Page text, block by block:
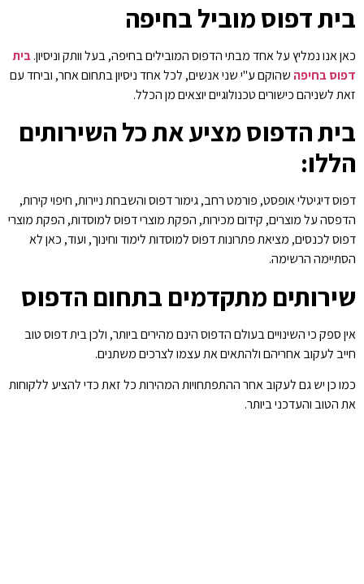
בית דפוס מוביל בחיפה
כאן אנו נמליץ על אחד מבתי הדפוס המובילים בחיפה, בעל וותק וניסיון.בית
דפוס בחיפה שהוקם ע"י שני אנשים, לכל אחד ניסיון בתחום אחר, וביחד עם
זאת לשניהם כישורים טכנולוגיים יוצאים מן הכלל.
בית הדפוס מציע את כל השירותים
הללו:
דפוס דיגיטלי אופסט, פורמט רחב, גימור דפוס והשבחת ניירות, חיפוי קירות,
הדפסה על מוצרים, קידום מכירות, הפקת מוצרי דפוס למוסדות, הפקת מוצרי
דפוס לכנסים, מציאת פתרונות דפוס למוסדות לימוד וחינוך, ועוד, כאן לא
הסתיימה הרשימה.
שירותים מתקדמים בתחום הדפוס
אין ספק כי השינויים בעולם הדפוס הינם מהירים ביותר, ולכן בית דפוס טוב
חייב לעקוב אחריהם ולהתאים את עצמו לצרכים משתנים.
כמו כן יש גם לעקוב אחר ההתפתחויות המהירות כל זאת כדי להציע ללקוחות
את הטוב והעדכני ביותר.